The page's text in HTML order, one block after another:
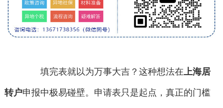
填完表就以为万事大吉？这种想法在上海居
转户申报中极易碰壁。申请表只是起点，真正的门槛